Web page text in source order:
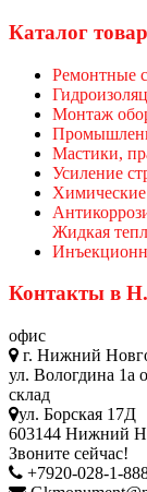
Каталог
Ремонтные
Монтаж
Мастики,
Усиление
Химические
Жидкая
Контакты в
офис
г. Нижний
ул. Вологдина 1а
склад
ул. Борская 17Д
603144 Нижний
Звоните сейчас!
+7920-028-1-